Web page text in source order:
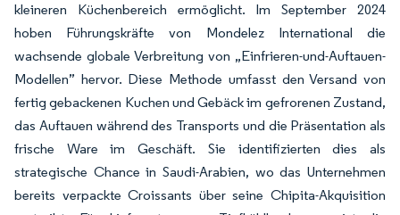
kleineren Küchenbereich ermöglicht. Im September 2024
hoben Führungskräfte von Mondelez International die
wachsende globale Verbreitung von „Einfrieren-und-Auftauen-
Modellen” hervor. Diese Methode umfasst den Versand von
fertig gebackenen Kuchen und Gebäck im gefrorenen Zustand,
das Auftauen während des Transports und die Präsentation als
frische Ware im Geschäft. Sie identifizierten dies als
strategische Chance in Saudi-Arabien, wo das Unternehmen
bereits verpackte Croissants über seine Chipita-Akquisition